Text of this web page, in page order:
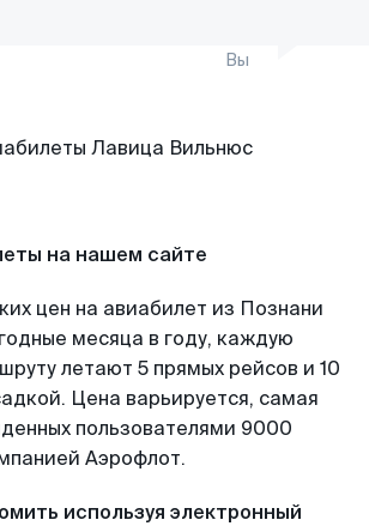
Вы
на нашем сайте
цен на авиабилет из Познани
месяца в году, каждую
летают 5 прямых рейсов и 10
Цена варьируется, самая
пользователями 9000
Аэрофлот.
используя электронный